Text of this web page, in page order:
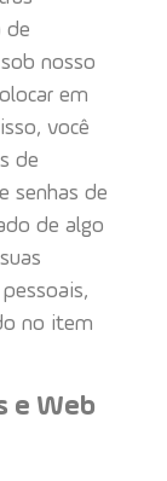
de
nosso
em
você
de
senhas de
de algo
no item
e Web